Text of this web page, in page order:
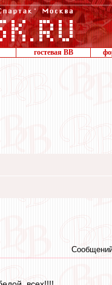
гостевая ВВ